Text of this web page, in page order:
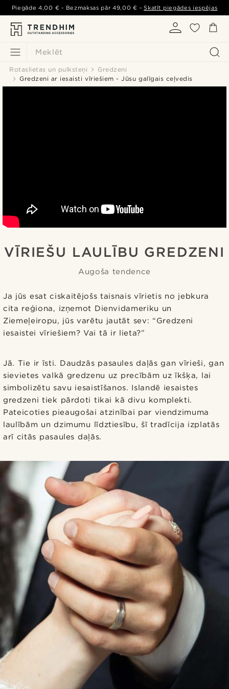
Meklēt
Piegāde4,00 € - Bezmaksas pār49,00 € -Skatīt piegādes iespējas
Rotaslietas un pulksteņi
Gredzeni
Gredzeni ar iesaisti vīriešiem - Jūsu galīgais ceļvedis
VĪRIEŠU LAULĪBU GREDZENI
Augoša tendence
Ja jūs esat ciskaitējošs taisnais vīrietis no jebkura
cita reģiona, izņemot Dienvidameriku un
Ziemeļeiropu, jūs varētu jautāt sev: “Gredzeni
iesaistei vīriešiem? Vai tā ir lieta?”
Jā. Tie ir īsti. Daudzās pasaules daļās gan vīrieši, gan
sievietes valkā gredzenu uz precībām uz īkšķa, lai
simbolizētu savu iesaistīšanos. Islandē iesaistes
gredzeni tiek pārdoti tikai kā divu komplekti.
Pateicoties pieaugošai atzinībai par viendzimuma
laulībām un dzimumu līdztiesību, šī tradīcija izplatās
arī citās pasaules daļās.